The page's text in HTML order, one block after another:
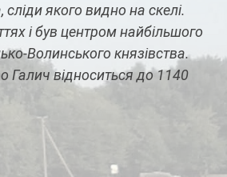
якого видно на скелі.
і був центром найбільшого
Волинського князівства.
Галич відноситься до 1140